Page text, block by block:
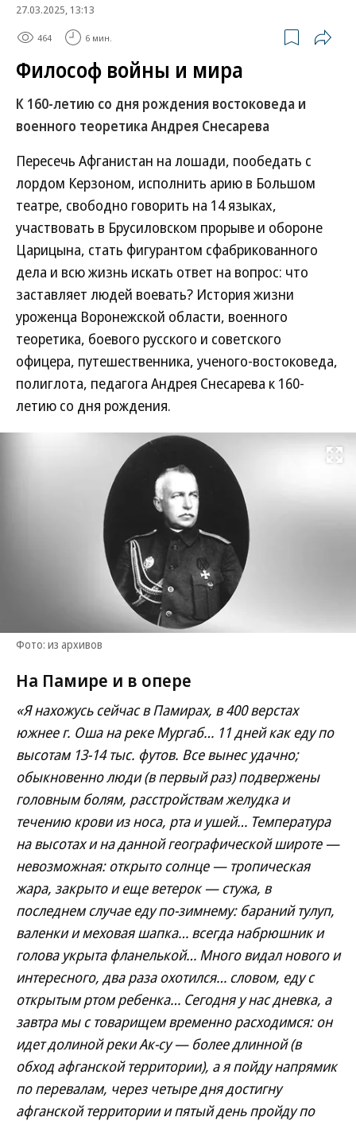
27.03.2025, 13:13
464 6 мин.
Философ войны и мира
К 160-летию со дня рождения востоковеда и
военного теоретика Андрея Снесарева
Пересечь Афганистан на лошади, пообедать с
лордом Керзоном, исполнить арию в Большом
театре, свободно говорить на 14 языках,
участвовать в Брусиловском прорыве и обороне
Царицына, стать фигурантом сфабрикованного
дела и всю жизнь искать ответ на вопрос: что
заставляет людей воевать? История жизни
уроженца Воронежской области, военного
теоретика, боевого русского и советского
офицера, путешественника, ученого-востоковеда,
полиглота, педагога Андрея Снесарева к 160-
летию со дня рождения.
Развернуть
Фото: из архивов
На Памире и в опере
«Я нахожусь сейчас в Памирах, в 400 верстах
южнее г. Оша на реке Мургаб… 11 дней как еду по
высотам 13-14 тыс. футов. Все вынес удачно;
обыкновенно люди (в первый раз) подвержены
головным болям, расстройствам желудка и
течению крови из носа, рта и ушей… Температура
на высотах и на данной географической широте —
невозможная: открыто солнце — тропическая
жара, закрыто и еще ветерок — стужа, в
последнем случае еду по-зимнему: бараний тулуп,
валенки и меховая шапка… всегда набрюшник и
голова укрыта фланелькой… Много видал нового и
интересного, два раза охотился… словом, еду с
открытым ртом ребенка… Сегодня у нас дневка, а
завтра мы с товарищем временно расходимся: он
идет долиной реки Ак-су — более длинной (в
обход афганской территории), а я пойду напрямик
по перевалам, через четыре дня достигну
афганской территории и пятый день пройду по